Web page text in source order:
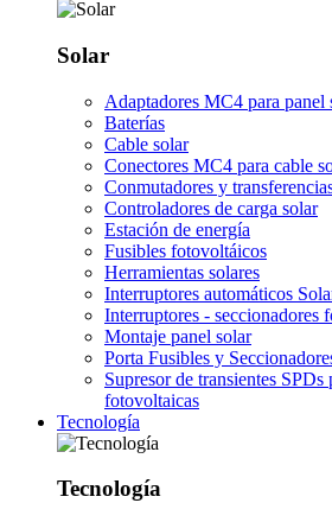
Solar
Adaptadores MC4 para panel
Baterías
Cable solar
Conectores MC4 para cable
Conmutadores y
Controladores de carga solar
Estación de energía
Fusibles fotovoltáicos
Herramientas solares
Interruptores automáticos
Interruptores - seccionadores
Montaje panel solar
Porta Fusibles y
Supresor de transientes SPDs
fotovoltaicas
Tecnología
Tecnología